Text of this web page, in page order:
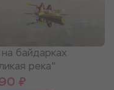
байдарках
река"
₽